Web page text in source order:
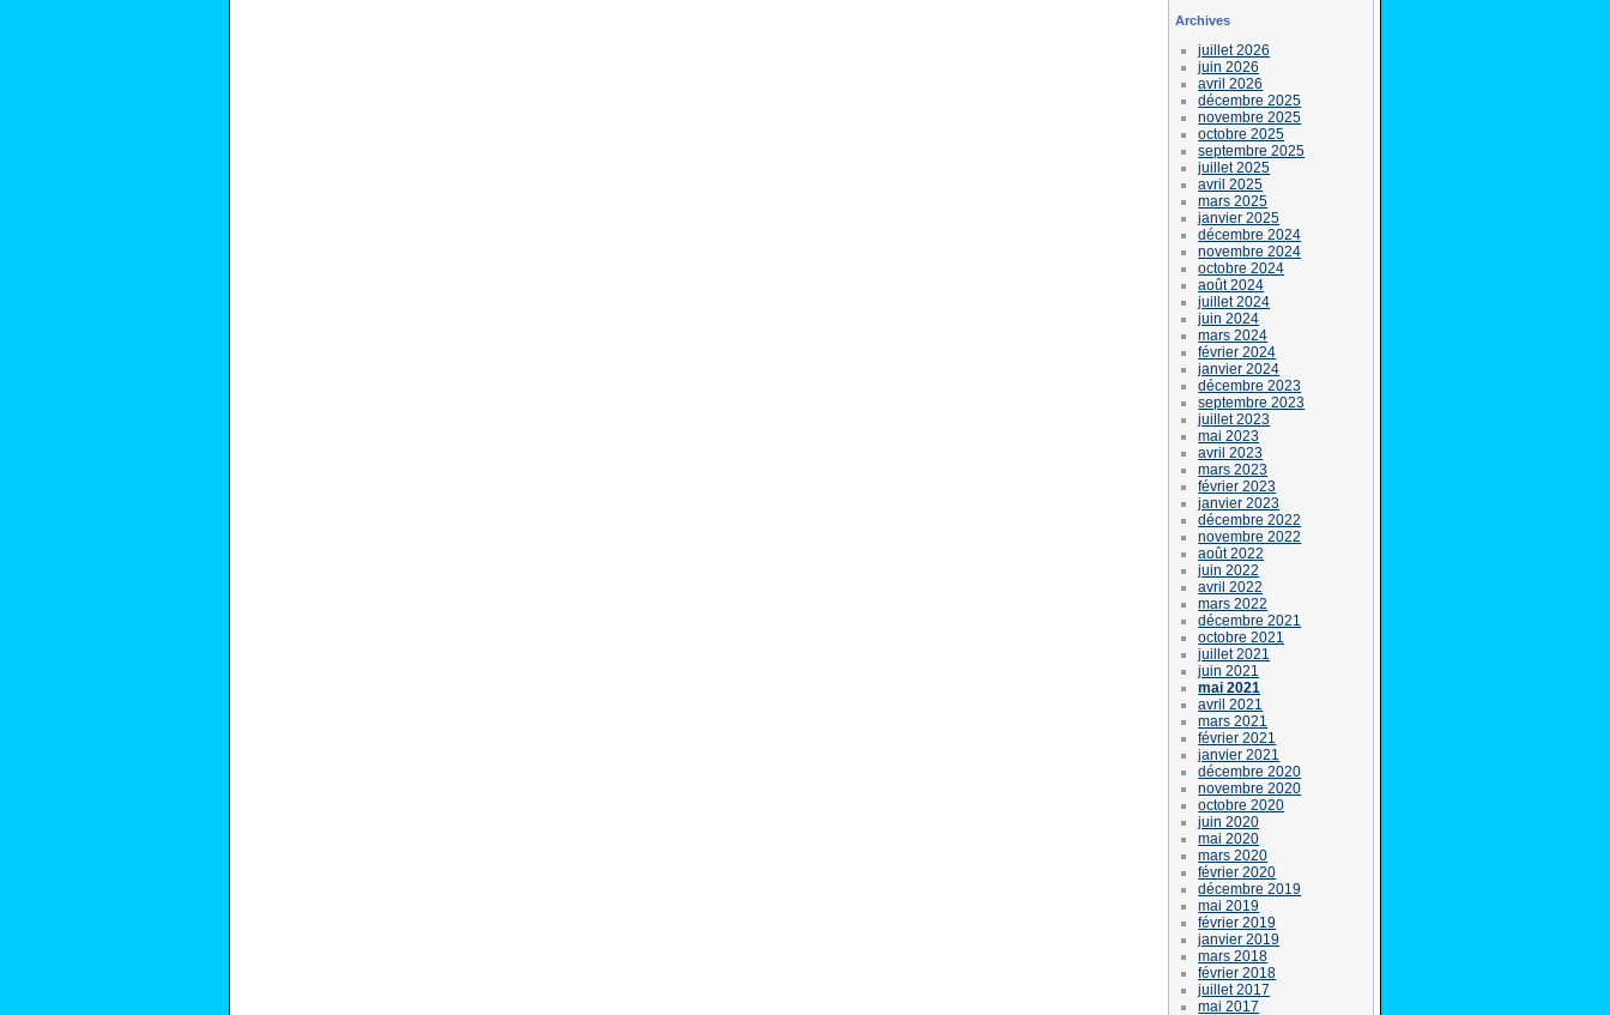
Archives
juillet 2026
juin 2026
avril 2026
décembre 2025
novembre 2025
octobre 2025
septembre 2025
juillet 2025
avril 2025
mars 2025
janvier 2025
décembre 2024
novembre 2024
octobre 2024
août 2024
juillet 2024
juin 2024
mars 2024
février 2024
janvier 2024
décembre 2023
septembre 2023
juillet 2023
mai 2023
avril 2023
mars 2023
février 2023
janvier 2023
décembre 2022
novembre 2022
août 2022
juin 2022
avril 2022
mars 2022
décembre 2021
octobre 2021
juillet 2021
juin 2021
mai 2021
avril 2021
mars 2021
février 2021
janvier 2021
décembre 2020
novembre 2020
octobre 2020
juin 2020
mai 2020
mars 2020
février 2020
décembre 2019
mai 2019
février 2019
janvier 2019
mars 2018
février 2018
juillet 2017
mai 2017